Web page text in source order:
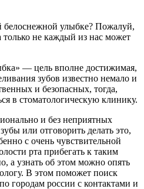
белоснежной улыбке? Пожалуй,
не каждый из нас может
— цель вполне достижимая,
зубов известно немало и
и безопасных, тогда,
в стоматологическую клинику.
и без неприятных
или отговорить делать это,
с очень чувствительной
рта прибегать к таким
а узнать об этом можно опять
В этом поможет поиск
городам россии с контактами и